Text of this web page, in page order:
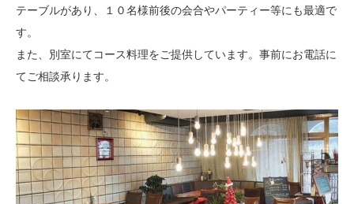
テーブルがあり、１０名様前後の会合やパーティー等にも最適で
す。
また、別室にてコース料理をご提供しています。事前にお電話に
てご相談承ります。